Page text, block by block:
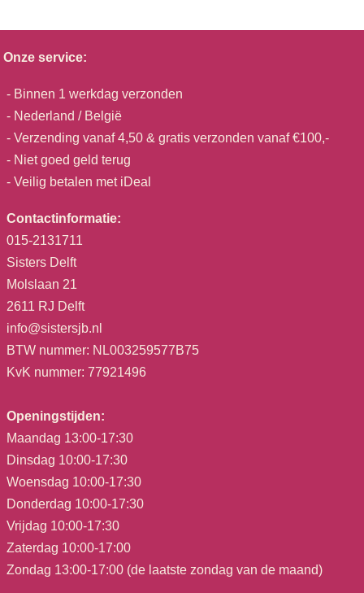
Onze service:
- Binnen 1 werkdag verzonden
- Nederland / België
- Verzending vanaf 4,50 & gratis verzonden vanaf €100,-
- Niet goed geld terug
- Veilig betalen met iDeal
Contactinformatie:
015-2131711
Sisters Delft
Molslaan 21
2611 RJ Delft
info@sistersjb.nl
BTW nummer: NL003259577B75
KvK nummer: 77921496
Openingstijden:
Maandag 13:00-17:30
Dinsdag 10:00-17:30
Woensdag 10:00-17:30
Donderdag 10:00-17:30
Vrijdag 10:00-17:30
Zaterdag 10:00-17:00
Zondag 13:00-17:00 (de laatste zondag van de maand)